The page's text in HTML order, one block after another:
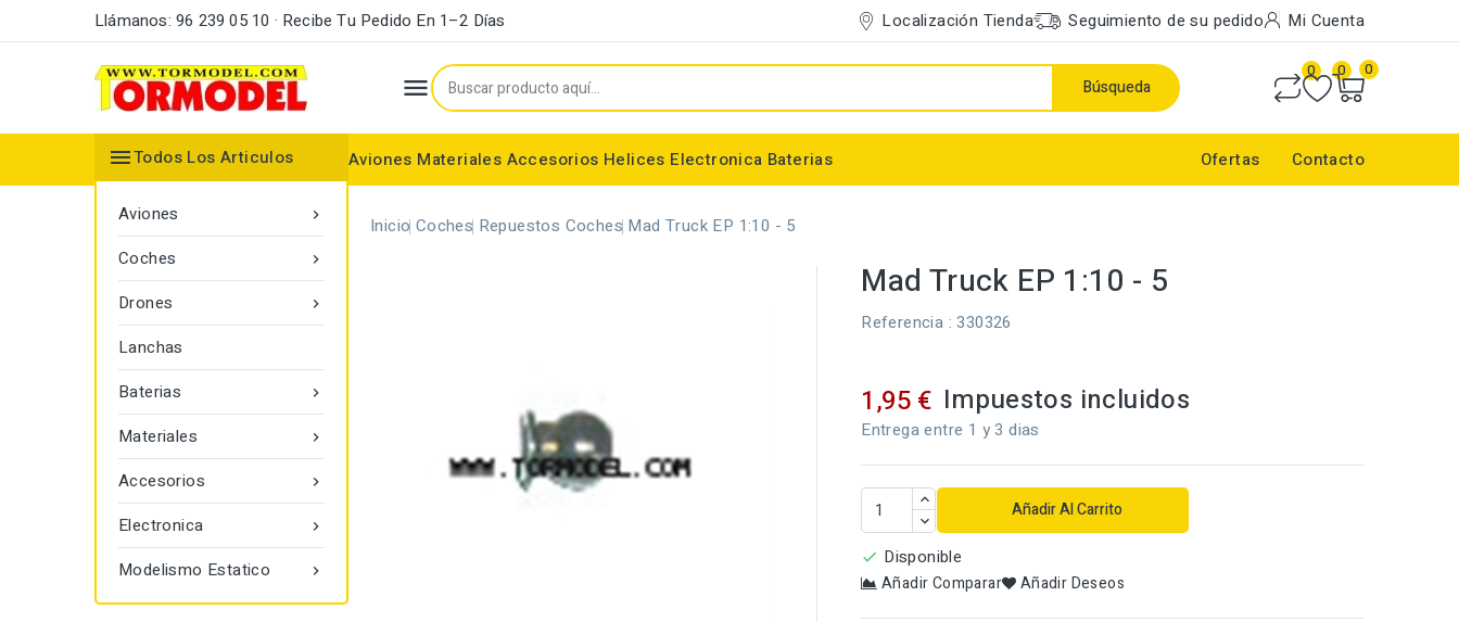
Llámanos: 96 239 05 10 · Recibe Tu Pedido En 1–2 Días Localización Tienda Seguimiento de su pedido Mi Cuenta
 Búsqueda
0 0 0
Aviones Materiales Accesorios Helices Electronica Baterias Ofertas Contacto
Todos Los Articulos

Aviones

Coches

Drones
Lanchas

Baterias

Materiales

Accesorios

Electronica

Modelismo Estatico
Inicio Coches Repuestos Coches Mad Truck EP 1:10 - 5
Mad Truck EP 1:10 - 5
Referencia : 330326
1,95 € Impuestos incluidos
Entrega entre 1 y 3 dias
Añadir Al Carrito
 Disponible
Añadir Comparar Añadir Deseos